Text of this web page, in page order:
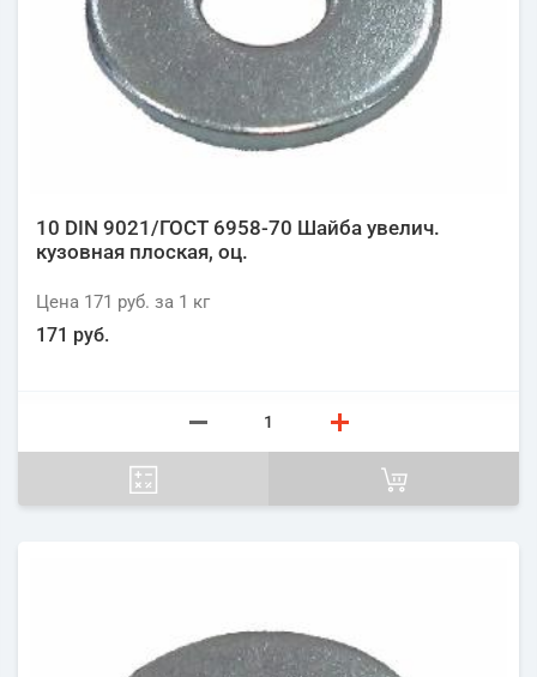
10 DIN 9021/ГОСТ 6958-70 Шайба увелич.
кузовная плоская, оц.
Цена 171 руб. за 1 кг
171 руб.